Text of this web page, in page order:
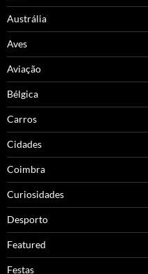
Austrália
Aves
Aviação
Bélgica
Carros
Cidades
Coimbra
Curiosidades
Desporto
Featured
Festas